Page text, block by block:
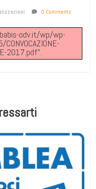
0 Comments
odv.it/wp/wp-
2017.pdf".